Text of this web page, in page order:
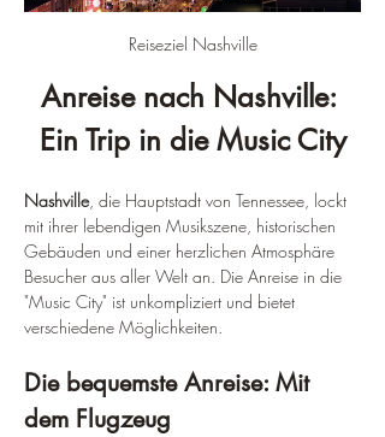
Reiseziel Nashville
Anreise nach Nashville:
Ein Trip in die Music City
Nashville, die Hauptstadt von Tennessee, lockt
mit ihrer lebendigen Musikszene, historischen
Gebäuden und einer herzlichen Atmosphäre
Besucher aus aller Welt an. Die Anreise in die
"Music City" ist unkompliziert und bietet
verschiedene Möglichkeiten.
Die bequemste Anreise: Mit
dem Flugzeug